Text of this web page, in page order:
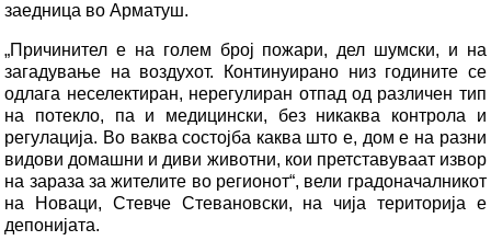
заедница во Арматуш.
„Причинител е на голем број пожари, дел шумски, и на
загадување на воздухот. Континуирано низ годините се
одлага неселектиран, нерегулиран отпад од различен тип
на потекло, па и медицински, без никаква контрола и
регулација. Во ваква состојба каква што е, дом е на разни
видови домашни и диви животни, кои претставуваат извор
на зараза за жителите во регионот“, вели градоначалникот
на Новаци, Стевче Стевановски, на чија територија е
депонијата.